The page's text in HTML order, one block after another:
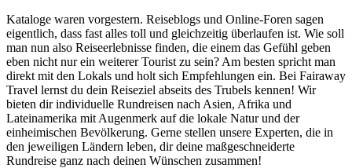
Kataloge waren vorgestern. Reiseblogs und Online-Foren sagen
eigentlich, dass fast alles toll und gleichzeitig überlaufen ist. Wie soll
man nun also Reiseerlebnisse finden, die einem das Gefühl geben
eben nicht nur ein weiterer Tourist zu sein? Am besten spricht man
direkt mit den Lokals und holt sich Empfehlungen ein. Bei Fairaway
Travel lernst du dein Reiseziel abseits des Trubels kennen! Wir
bieten dir individuelle Rundreisen nach Asien, Afrika und
Lateinamerika mit Augenmerk auf die lokale Natur und der
einheimischen Bevölkerung. Gerne stellen unsere Experten, die in
den jeweiligen Ländern leben, dir deine maßgeschneiderte
Rundreise ganz nach deinen Wünschen zusammen!